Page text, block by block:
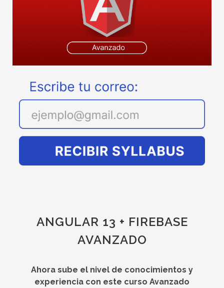
ANGULAR 13 + FIREBASE
AVANZADO
Ahora sube el nivel de conocimientos y
experiencia con este curso Avanzado